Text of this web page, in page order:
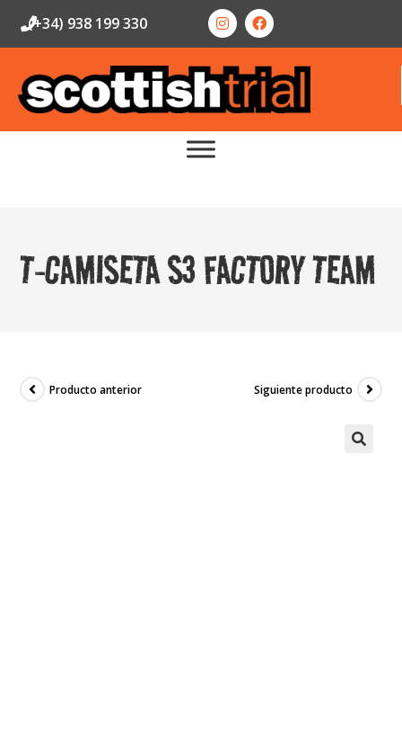
(+34) 938 199 330
T-CAMISETA S3 FACTORY TEAM
Producto anterior Siguiente producto